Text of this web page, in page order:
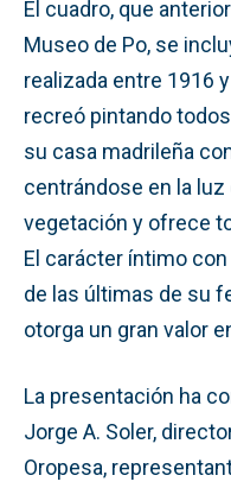
El cuadro, que
Museo de Po, se
realizada entre 1916
recreó pintando
su casa madrileña
centrándose en la
vegetación y ofrece
El carácter íntimo
de las últimas de su
otorga un gran valor
La presentación ha
Jorge A. Soler,
Oropesa,